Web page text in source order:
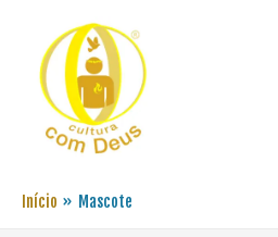
Início Mascote